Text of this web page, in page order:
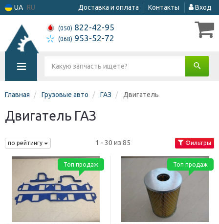
UA RU Доставка и оплата Контакты Вход
(050) 822-42-95
(068) 953-52-72
Главная Грузовые авто ГАЗ Двигатель
Двигатель ГАЗ
по рейтингу 1 - 30 из 85 Фильтры
Топ продаж Топ продаж